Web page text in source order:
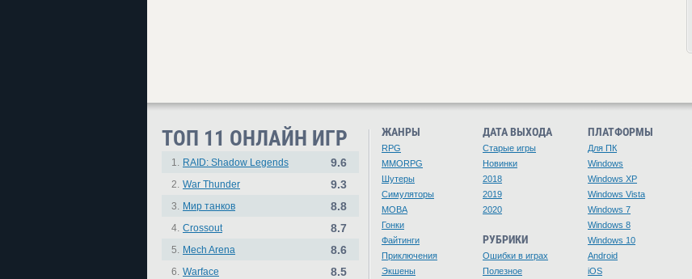
ТОП 11 ОНЛАЙН ИГР
1. RAID: Shadow Legends 9.6
2. War Thunder 9.3
3. Мир танков 8.8
4. Crossout 8.7
5. Mech Arena 8.6
6. Warface 8.5
ЖАНРЫ
RPG
MMORPG
Шутеры
Симуляторы
MOBA
Гонки
Файтинги
Приключения
Экшены
ДАТА ВЫХОДА
Старые игры
Новинки
2018
2019
2020
РУБРИКИ
Ошибки в играх
Полезное
ПЛАТФОРМЫ
Для ПК
Windows
Windows XP
Windows Vista
Windows 7
Windows 8
Windows 10
Android
iOS